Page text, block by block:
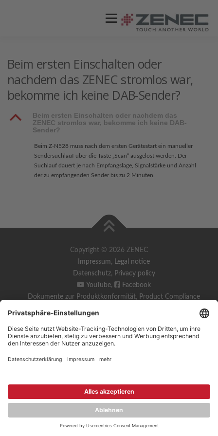
Menü
STORES / HÄNDLER SUPPORT
Beim ersten Einschalten oder
nachdem das ZENEC stromlos war,
bekomme ich keine DAB-Sender?
B
Beim ersten Einschalten oder nachdem das
ZENEC stromlos war, bekomme ich keine DAB-
Sender?
Beim Z-N528 muss nach dem ersten Gerätestart ein manueller
Sendersuchlauf über die Taste „Scan“ ausgelöst werden. Der
Suchlauf dauert je nach Empfangslage, Signalstärke und Anzahl
der zu empfangenden Sender bis zu 2 Minuten.
Copyright © 2026 ZENEC
Impressum, Legal notice
Datenschutz, Privacy policy
YouTube,
Facebook
Dokumente zur Produktkonformität, Product Compliance